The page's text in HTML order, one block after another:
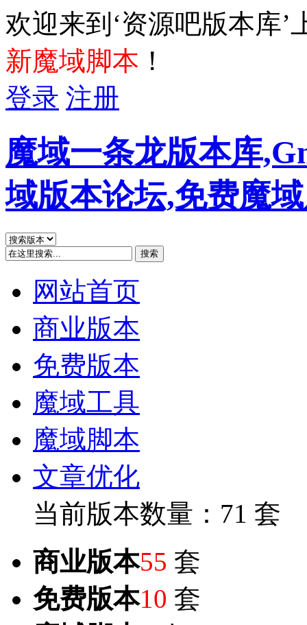
欢迎来到‘资源吧版本库
新魔域脚本 ！
登录 注册
魔域一条龙版本库
域版本论坛,免费魔
搜索
网站首页
商业版本
免费版本
魔域工具
魔域脚本
文章优化
当前版本数量：71 套
商业版本55 套
免费版本10 套